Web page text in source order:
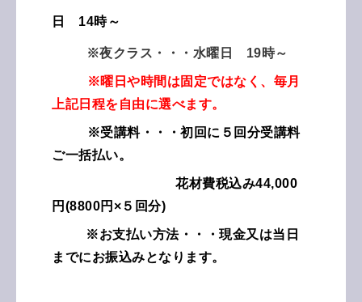
日 14時～
※夜クラス・・・水曜日 19時～
※曜日や時間は固定ではなく、毎月
上記日程を自由に選べます。
※受講料・・・初回に５回分受講料
ご一括払い。
花材費税込み44,000
円(8800円×５回分)
※お支払い方法・・・現金又は当日
までにお振込みとなります。